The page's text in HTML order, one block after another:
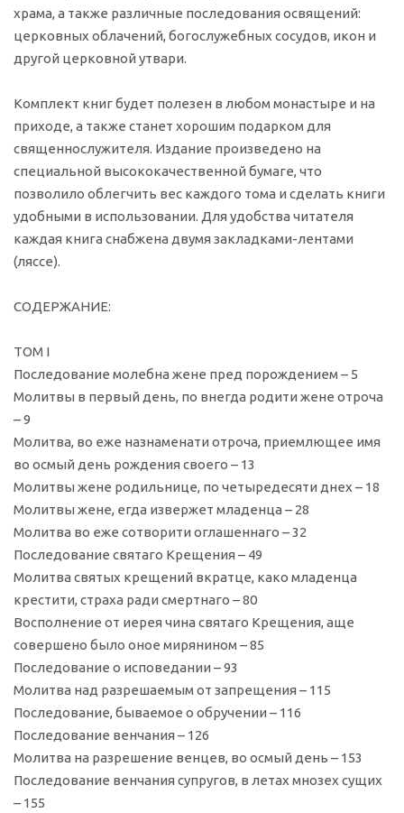
храма, а также различные последования освящений:
церковных облачений, богослужебных сосудов, икон и
другой церковной утвари.
Комплект книг будет полезен в любом монастыре и на
приходе, а также станет хорошим подарком для
священнослужителя. Издание произведено на
специальной высококачественной бумаге, что
позволило облегчить вес каждого тома и сделать книги
удобными в использовании. Для удобства читателя
каждая книга снабжена двумя закладками-лентами
(ляссе).
СОДЕРЖАНИЕ:
ТОМ I
Последование молебна жене пред порождением – 5
Молитвы в первый день, по внегда родити жене отроча
– 9
Молитва, во еже назнаменати отроча, приемлющее имя
во осмый день рождения своего – 13
Молитвы жене родильнице, по четыредесяти днех – 18
Молитвы жене, егда извержет младенца – 28
Молитва во еже сотворити оглашеннаго – 32
Последование святаго Крещения – 49
Молитва святых крещений вкратце, како младенца
крестити, страха ради смертнаго – 80
Восполнение от иерея чина святаго Крещения, аще
совершено было оное мирянином – 85
Последование о исповедании – 93
Молитва над разрешаемым от запрещения – 115
Последование, бываемое о обручении – 116
Последование венчания – 126
Молитва на разрешение венцев, во осмый день – 153
Последование венчания супругов, в летах мнозех сущих
– 155